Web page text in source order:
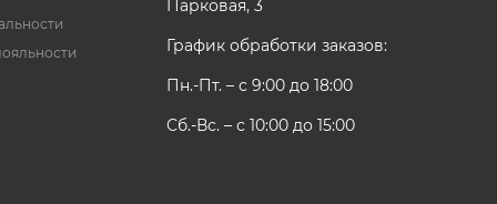
Парковая, 3
График обработки заказов:
Пн.-Пт. – с 9:00 до 18:00
Сб.-Вс. – с 10:00 до 15:00